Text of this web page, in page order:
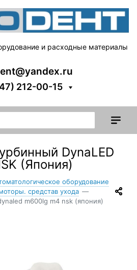
и расходные материалы
212-00-15
DynaLED
(Япония)
оборудование
средстав ухода —
m600lg m4 nsk (япония)